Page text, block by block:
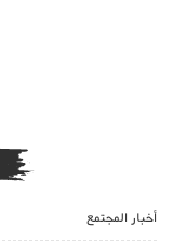
أخبار المجتمع